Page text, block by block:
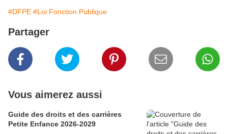
#DFPE #Loi Fonction Publique
Partager
Vous aimerez aussi
Guide des droits et des carrières
Petite Enfance 2026-2029